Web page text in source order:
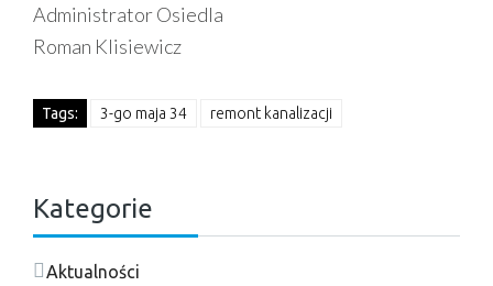
Administrator Osiedla
Roman Klisiewicz
Tags: 3-go maja 34 remont kanalizacji
Kategorie
Aktualności